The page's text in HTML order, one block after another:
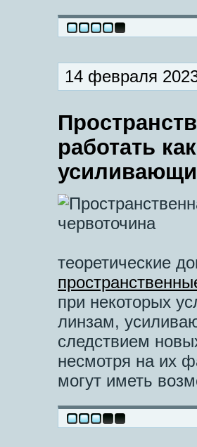
14 февраля
работать
теоретические
при некоторых
линзам,
следствием
несмотря на их
могут иметь